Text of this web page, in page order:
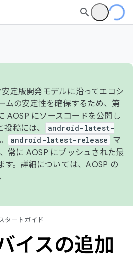
定版開発モデルに沿ってエコシ
ムの安定性を確保するため、第
AOSP にソースコードを公開し
稿には、
android-latest-
android-latest-release
マ
常に AOSP にプッシュされた最
す。詳細については、AOSP の
タートガイド
イスの追加